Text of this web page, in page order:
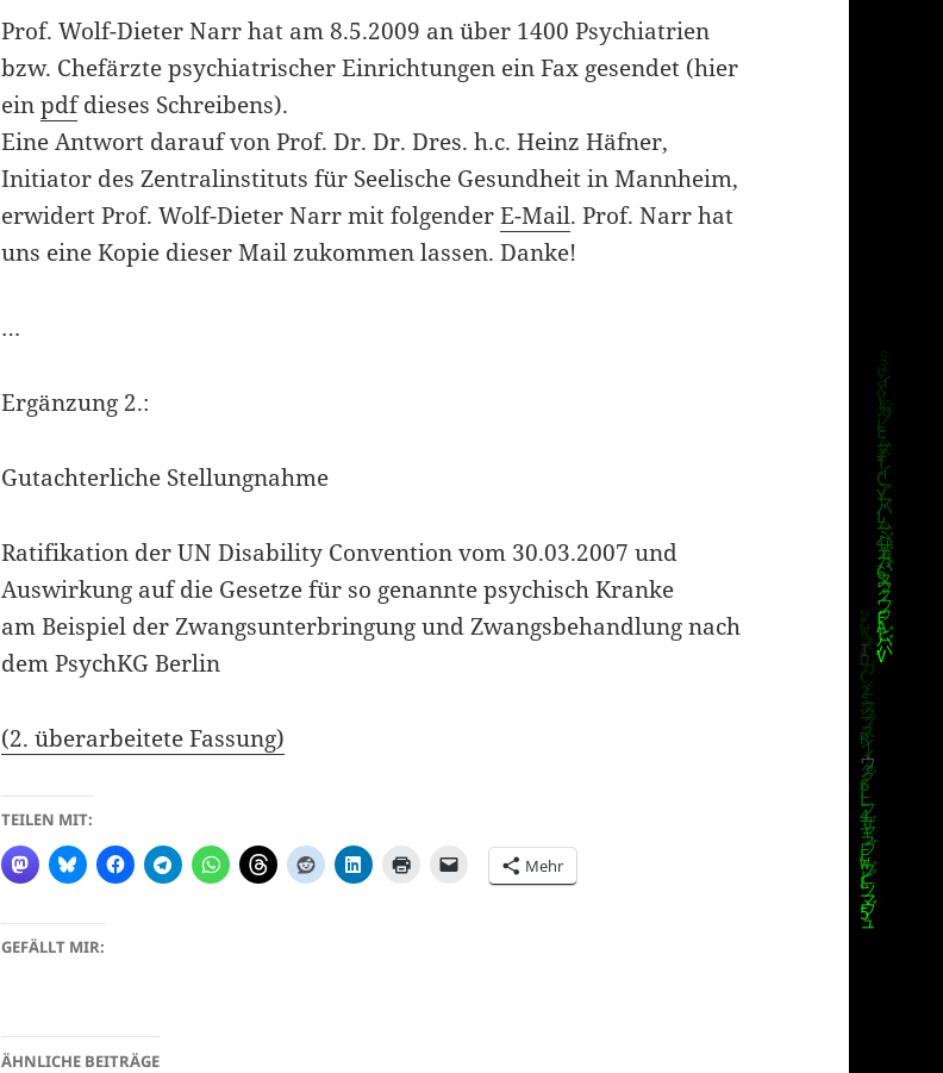
Prof. Wolf-Dieter Narr hat am 8.5.2009 an über 1400 Psychiatrien
bzw. Chefärzte psychiatrischer Einrichtungen ein Fax gesendet (hier
einpdfdieses Schreibens).
Eine Antwort darauf von Prof. Dr. Dr. Dres. h.c. Heinz Häfner,
Initiator des Zentralinstituts für Seelische Gesundheit in Mannheim,
erwidert Prof. Wolf-Dieter Narr mit folgenderE-Mail. Prof. Narr hat
uns eine Kopie dieser Mail zukommen lassen. Danke!
…
Ergänzung 2.:
Gutachterliche Stellungnahme
Ratifikation der UN Disability Convention vom 30.03.2007 und
Auswirkung auf die Gesetze für so genannte psychisch Kranke
am Beispiel der Zwangsunterbringung und Zwangsbehandlung nach
dem PsychKG Berlin
(2. überarbeitete Fassung)
TEILEN MIT:
Mehr
GEFÄLLT MIR:
ÄHNLICHE BEITRÄGE